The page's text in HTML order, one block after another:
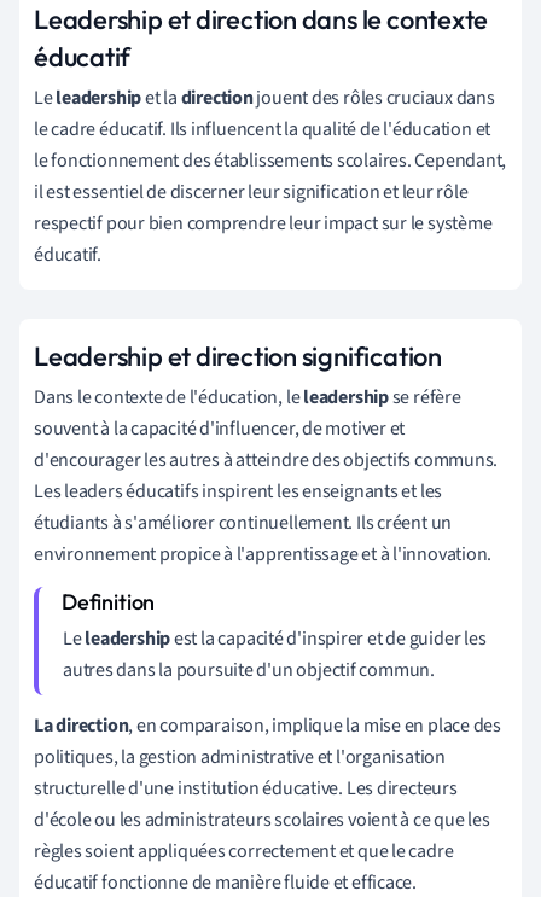
Leadership et direction dans le contexte
éducatif
Leleadershipet ladirectionjouent des rôles cruciaux dans
le cadre éducatif. Ils influencent la qualité de l'éducation et
le fonctionnement des établissements scolaires. Cependant,
il est essentiel de discerner leur signification et leur rôle
respectif pour bien comprendre leur impact sur le système
éducatif.
Leadership et direction signification
Dans le contexte de l'éducation, leleadershipse réfère
souvent à la capacité d'influencer, de motiver et
d'encourager les autres à atteindre des objectifs communs.
Les leaders éducatifs inspirent les enseignants et les
étudiants à s'améliorer continuellement. Ils créent un
environnement propice à l'apprentissage et à l'innovation.
Leleadershipest la capacité d'inspirer et de guider les
autres dans la poursuite d'un objectif commun.
La direction, en comparaison, implique la mise en place des
politiques, la gestion administrative et l'organisation
structurelle d'une institution éducative. Les directeurs
d'école ou les administrateurs scolaires voient à ce que les
règles soient appliquées correctement et que le cadre
éducatif fonctionne de manière fluide et efficace.